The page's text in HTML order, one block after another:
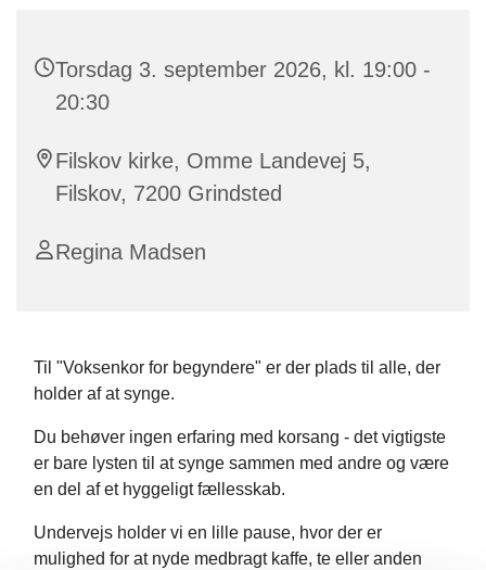
Torsdag 3. september 2026, kl. 19:00 -
20:30
Filskov kirke, Omme Landevej 5,
Filskov, 7200 Grindsted
Regina Madsen
Til "Voksenkor for begyndere" er der plads til alle, der
holder af at synge.
Du behøver ingen erfaring med korsang - det vigtigste
er bare lysten til at synge sammen med andre og være
en del af et hyggeligt fællesskab.
Undervejs holder vi en lille pause, hvor der er
mulighed for at nyde medbragt kaffe, te eller anden